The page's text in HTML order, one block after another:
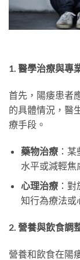
1. 醫學治療與專
首先，陽痿患者
的具體情況，醫
療手段。
藥物治療：某
水平或減輕焦
心理治療：對
知行為療法或
2. 營養與飲食調
營養和飲食在陽